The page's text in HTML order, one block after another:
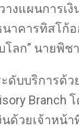
างแผนการเ
นาคารทิสโก้
ลก” นายพิช
ดับบริการด้
Branch
นด้วยเจ้าหน้